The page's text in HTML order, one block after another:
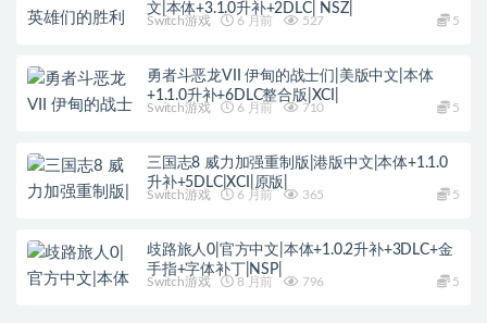
文|本体+3.1.0升补+2DLC| NSZ|
Switch游戏 6 月前 527 5
勇者斗恶龙VII 伊甸的战士们|美版中文|本体
+1.1.0升补+6DLC整合版|XCI|
Switch游戏 6 月前 710 5
三国志8 威力加强重制版|港版中文|本体+1.1.0
升补+5DLC|XCI|原版|
Switch游戏 6 月前 365 5
歧路旅人0|官方中文|本体+1.0.2升补+3DLC+金
手指+字体补丁|NSP|
Switch游戏 8 月前 796 5